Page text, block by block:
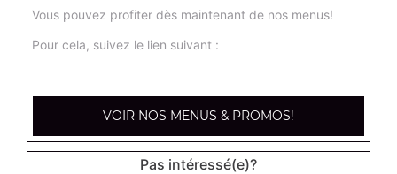
17.95€
Base sauce tomate, mozzarella, viande kébab, tomate
fraîches, oignons
17.95€
Vous pouvez profiter dès maintenant de nos menus!
Pour cela, suivez le lien suivant :
VOIR NOS MENUS & PROMOS!
Pas intéressé(e)?